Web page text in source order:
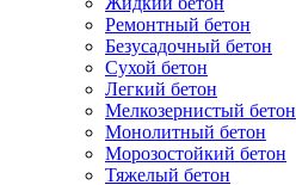
Ремонтный бетон
Безусадочный бетон
Сухой бетон
Легкий бетон
Мелкозернистый бетон
Монолитный бетон
Морозостойкий бетон
Тяжелый бетон